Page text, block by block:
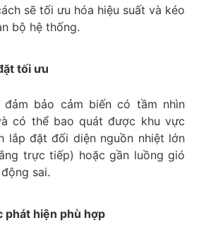
sẽ tối ưu hóa hiệu suất và kéo
bộ hệ thống.
tối ưu
bảo cảm biến có tầm nhìn
có thể bao quát được khu vực
lắp đặt đối diện nguồn nhiệt lớn
trực tiếp) hoặc gần luồng gió
sai.
phát hiện phù hợp